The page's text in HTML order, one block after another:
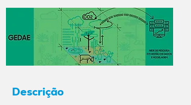
Descrição